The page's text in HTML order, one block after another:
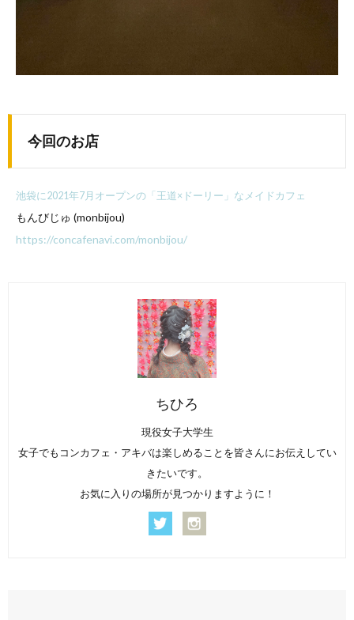
今回のお店
池袋に2021年7月オープンの「王道×ドーリー」なメイドカフェ
もんびじゅ (monbijou)
https://concafenavi.com/monbijou/
ちひろ
現役女子大学生
女子でもコンカフェ・アキバは楽しめることを皆さんにお伝えしてい
きたいです。
お気に入りの場所が見つかりますように！